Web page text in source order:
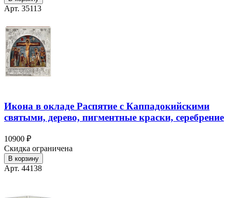
Арт. 35113
Икона в окладе Распятие с Каппадокийскими
святыми, дерево, пигментные краски, серебрение
10900 ₽
Скидка ограничена
В корзину
Арт. 44138